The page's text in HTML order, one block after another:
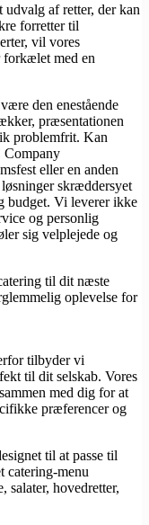
af retter, der kan
forretter til
vil vores
forkælet med en
den enestående
præsentationen
problemfrit. Kan
Company
eller en anden
skræddersyet
budget. Vi leverer ikke
og personlig
sig velplejede og
til dit næste
oplevelse for
tilbyder vi
til dit selskab. Vores
med dig for at
præferencer og
til at passe til
catering-menu
salater, hovedretter,